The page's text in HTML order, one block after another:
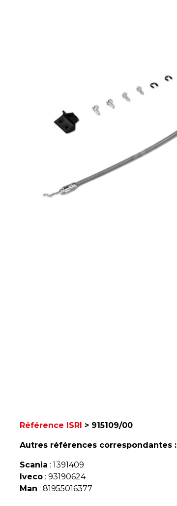
Référence ISRI > 915109/00
Autres références correspondantes :
Scania : 1391409
Iveco : 93190624
Man : 81955016377